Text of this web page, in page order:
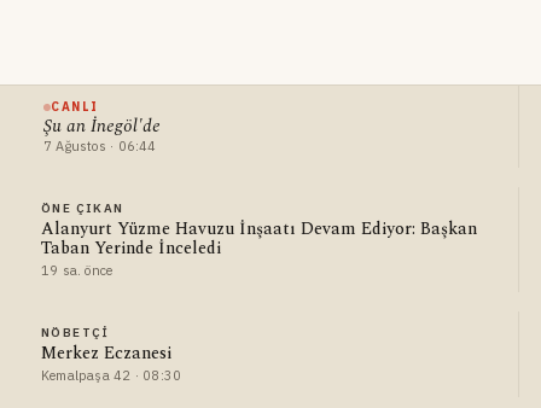
CANLI
Şu an İnegöl'de
7 Ağustos · 06:44
ÖNE ÇIKAN
Alanyurt Yüzme Havuzu İnşaatı Devam Ediyor: Başkan
Taban Yerinde İnceledi
19 sa. önce
NÖBETÇI
Merkez Eczanesi
Kemalpaşa 42 · 08:30